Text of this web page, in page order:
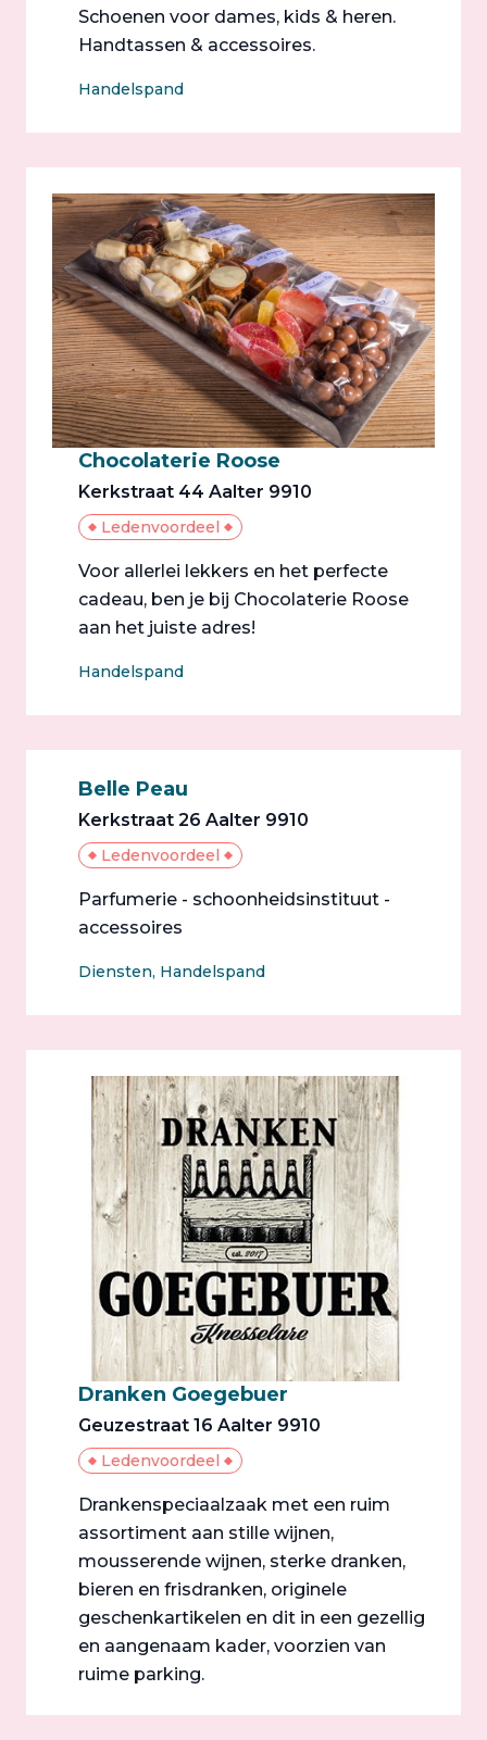
Schoenen voor dames, kids & heren.
Handtassen & accessoires.
Handelspand
Chocolaterie Roose
Kerkstraat 44 Aalter 9910
Ledenvoordeel
Voor allerlei lekkers en het perfecte
cadeau, ben je bij Chocolaterie Roose
aan het juiste adres!
Handelspand
Belle Peau
Kerkstraat 26 Aalter 9910
Ledenvoordeel
Parfumerie - schoonheidsinstituut -
accessoires
Diensten, Handelspand
Dranken Goegebuer
Geuzestraat 16 Aalter 9910
Ledenvoordeel
Drankenspeciaalzaak met een ruim
assortiment aan stille wijnen,
mousserende wijnen, sterke dranken,
bieren en frisdranken, originele
geschenkartikelen en dit in een gezellig
en aangenaam kader, voorzien van
ruime parking.